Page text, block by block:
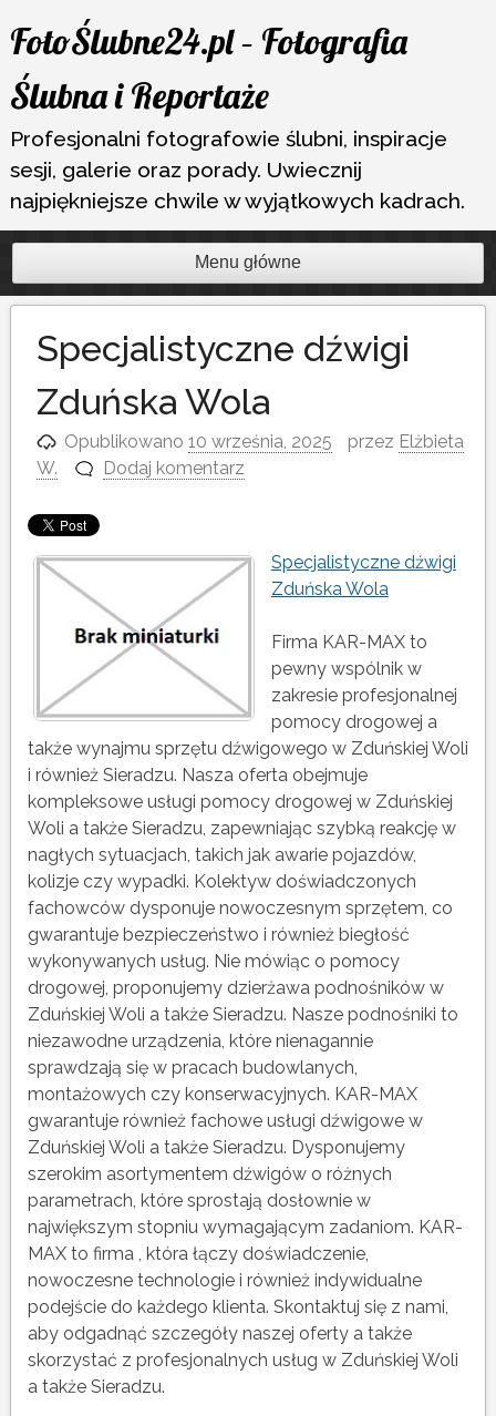
Przejdź
do
treści
FotoŚlubne24.pl – Fotografia
Ślubna i Reportaże
Profesjonalni fotografowie ślubni, inspiracje
sesji, galerie oraz porady. Uwiecznij
najpiękniejsze chwile w wyjątkowych kadrach.
Menu główne
Specjalistyczne dźwigi
Zduńska Wola
Opublikowano10 września, 2025 przez Elżbieta
W.
Dodaj komentarz
Specjalistyczne dźwigi
Zduńska Wola
Firma KAR-MAX to
pewny wspólnik w
zakresie profesjonalnej
pomocy drogowej a
także wynajmu sprzętu dźwigowego w Zduńskiej Woli
i również Sieradzu. Nasza oferta obejmuje
kompleksowe usługi pomocy drogowej w Zduńskiej
Woli a także Sieradzu, zapewniając szybką reakcję w
nagłych sytuacjach, takich jak awarie pojazdów,
kolizje czy wypadki. Kolektyw doświadczonych
fachowców dysponuje nowoczesnym sprzętem, co
gwarantuje bezpieczeństwo i również biegłość
wykonywanych usług. Nie mówiąc o pomocy
drogowej, proponujemy dzierżawa podnośników w
Zduńskiej Woli a także Sieradzu. Nasze podnośniki to
niezawodne urządzenia, które nienagannie
sprawdzają się w pracach budowlanych,
montażowych czy konserwacyjnych. KAR-MAX
gwarantuje również fachowe usługi dźwigowe w
Zduńskiej Woli a także Sieradzu. Dysponujemy
szerokim asortymentem dźwigów o różnych
parametrach, które sprostają dosłownie w
największym stopniu wymagającym zadaniom. KAR-
MAX to firma , która łączy doświadczenie,
nowoczesne technologie i również indywidualne
podejście do każdego klienta. Skontaktuj się z nami,
aby odgadnąć szczegóły naszej oferty a także
skorzystać z profesjonalnych usług w Zduńskiej Woli
a także Sieradzu.